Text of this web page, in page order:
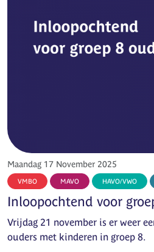
Maandag 17 November 2025
VMBO MAVO HAVO/VWO
Inloopochtend voor
Vrijdag 21 november is er weer
ouders met kinderen in groep 8.